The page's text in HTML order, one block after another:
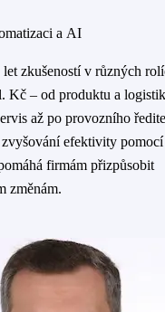
a AI
let zkušeností v různých
Kč – od produktu a
až po provozního
zvyšování efektivity
firmám přizpůsobit
změnám.